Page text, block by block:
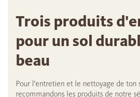
Trois produits
pour un sol
beau
Pour l'entretien et le nettoyage de ton
recommandons les produits de notre